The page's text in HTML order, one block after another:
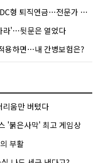
퇴직연금…전문가 조언은
라'…뒷문은 열었다
용하면…내 간병보험은?
리움만 버텼다
'붉은사막' 최고 게임상
부활